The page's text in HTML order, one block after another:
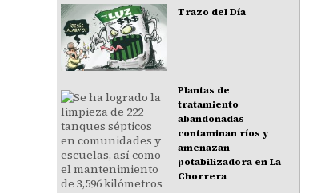
Trazo del Día
Plantas de
tratamiento
abandonadas
contaminan ríos y
amenazan
potabilizadora en La
Chorrera